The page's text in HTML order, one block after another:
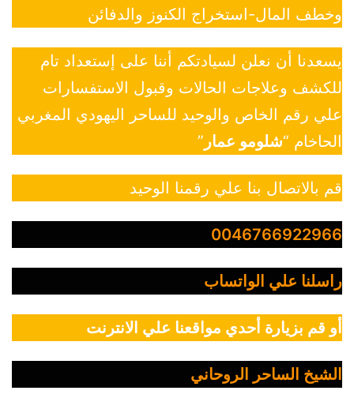
وخطف المال-استخراج الكنوز والدفائن
يسعدنا أن نعلن لسيادتكم أننا على إستعداد تام
للكشف وعلاجات الحالات وقبول الاستفسارات
علي رقم الخاص والوحيد للساحر اليهودي المغربي
الحاخام “شلومو عمار ”
قم بالاتصال بنا علي رقمنا الوحيد
0046766922966
راسلنا علي الواتساب
أو قم بزيارة أحدي مواقعنا علي الانترنت
الشيخ الساحر الروحاني